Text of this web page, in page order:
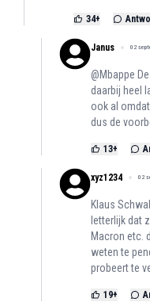
34+
Janus 02
@Mbappe
daarbij heel
ook al
dus de
13+
xyz1234 02
Klaus
letterlijk dat
Macron etc.
weten te
probeert te
19+